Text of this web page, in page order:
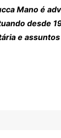
Mano é
desde
e